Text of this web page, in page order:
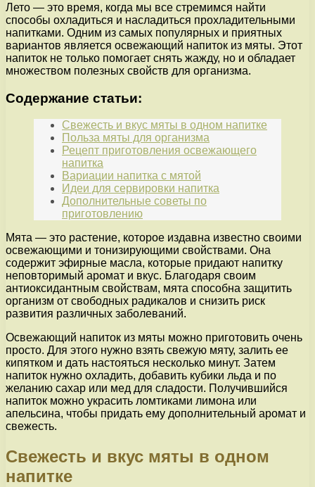
Лето — это время, когда мы все стремимся найти
способы охладиться и насладиться прохладительными
напитками. Одним из самых популярных и приятных
вариантов является освежающий напиток из мяты. Этот
напиток не только помогает снять жажду, но и обладает
множеством полезных свойств для организма.
Содержание статьи:
Свежесть и вкус мяты в одном напитке
Польза мяты для организма
Рецепт приготовления освежающего
напитка
Вариации напитка с мятой
Идеи для сервировки напитка
Дополнительные советы по
приготовлению
Мята — это растение, которое издавна известно своими
освежающими и тонизирующими свойствами. Она
содержит эфирные масла, которые придают напитку
неповторимый аромат и вкус. Благодаря своим
антиоксидантным свойствам, мята способна защитить
организм от свободных радикалов и снизить риск
развития различных заболеваний.
Освежающий напиток из мяты можно приготовить очень
просто. Для этого нужно взять свежую мяту, залить ее
кипятком и дать настояться несколько минут. Затем
напиток нужно охладить, добавить кубики льда и по
желанию сахар или мед для сладости. Получившийся
напиток можно украсить ломтиками лимона или
апельсина, чтобы придать ему дополнительный аромат и
свежесть.
Свежесть и вкус мяты в одном
напитке